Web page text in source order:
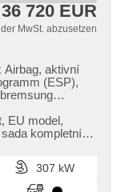
36 720 EUR
MwSt. abzusetzen
Airbag, aktivní
(ESP),
automatické
počítače,
elektronická
při couvání
EU model,​
kompletních
307 kW